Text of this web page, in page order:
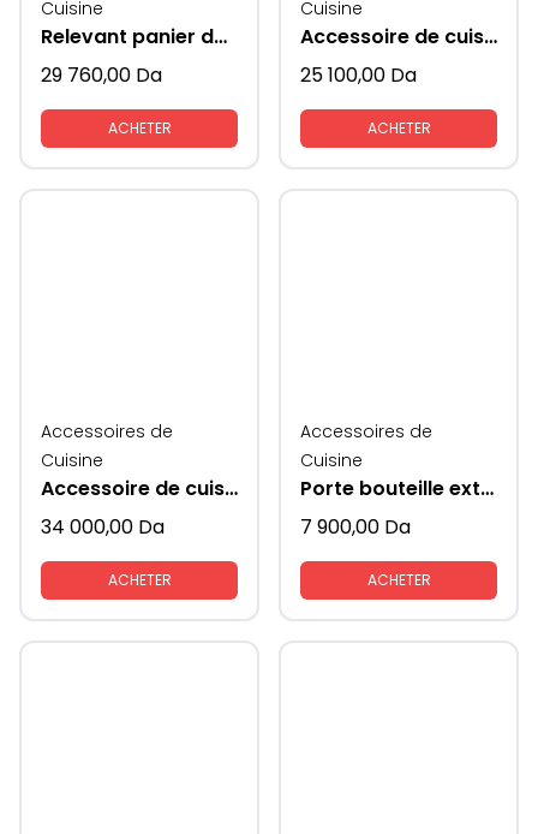
Cuisine
Relevant panier de rangement vaisselles
29 760,00 Da
ACHETER
Cuisine
Accessoire de cuisine haricot rangement
25 100,00 Da
ACHETER
Accessoires de
Cuisine
Accessoire de cuisine coin magique pour rangement extractible
34 000,00 Da
ACHETER
Accessoires de
Cuisine
Porte bouteille extractible
7 900,00 Da
ACHETER